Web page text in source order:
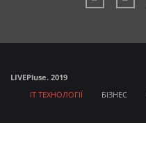
LIVEPluse. 2019
IT ТЕХНОЛОГІЇ
БІЗНЕС